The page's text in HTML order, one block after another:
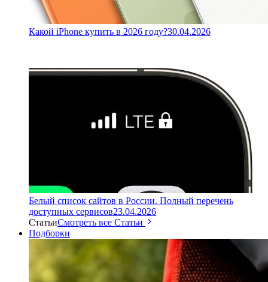
Какой iPhone купить в 2026 году?30.04.2026
Белый список сайтов в России. Полный перечень
доступных сервисов23.04.2026
СтатьиСмотреть все Статьи
Подборки